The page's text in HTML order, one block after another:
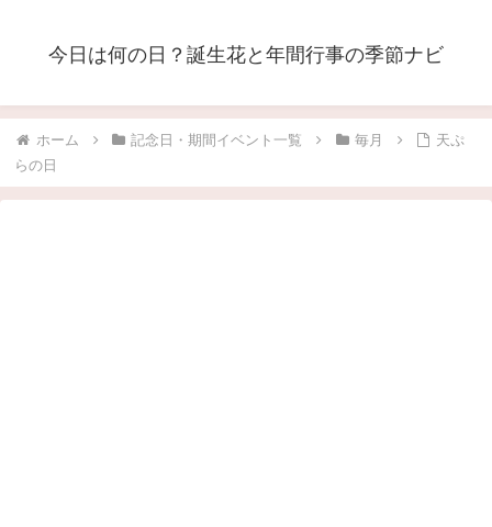
今日は何の日？誕生花と年間行事の季節ナビ
ホーム 記念日・期間イベント一覧 毎月
天ぷ
らの日